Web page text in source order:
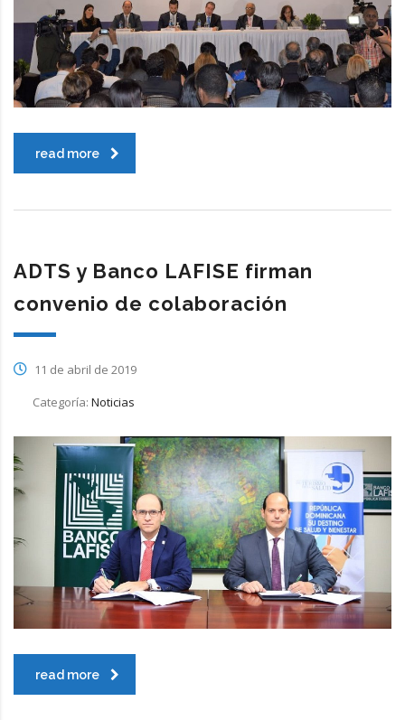
read more
ADTS y Banco LAFISE firman
convenio de colaboración
11 de abril de 2019
Categoría: Noticias
read more